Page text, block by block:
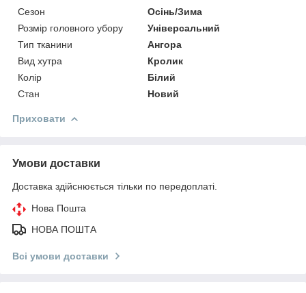
Сезон
Осінь/Зима
Розмір головного убору
Універсальний
Тип тканини
Ангора
Вид хутра
Кролик
Колір
Білий
Стан
Новий
Приховати
Умови доставки
Доставка здійснюється тільки по передоплаті.
Нова Пошта
НОВА ПОШТА
Всі умови доставки